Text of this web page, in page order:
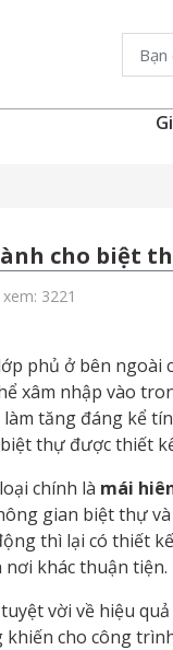
cho biệt
3221
phủ ở bên ngoài
xâm nhập vào
tăng đáng kể
thự được thiết
chính là mái
gian biệt thự
thì lại có thiết
khác thuận tiện.
vời về hiệu
cho công